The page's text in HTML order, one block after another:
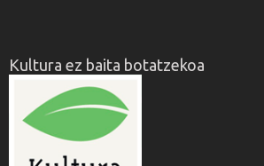
Kultura ez baita botatzekoa